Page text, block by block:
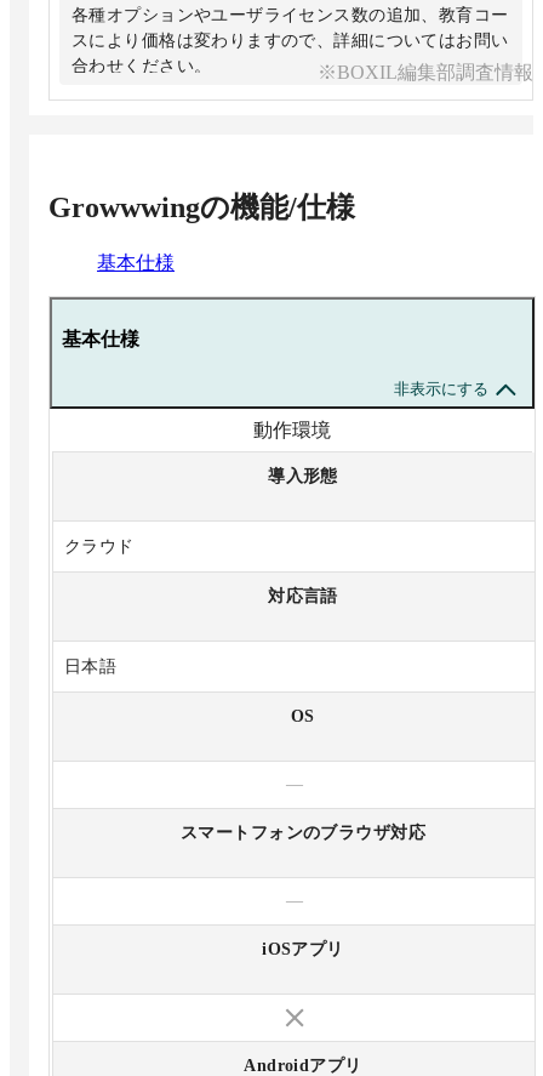
各種オプションやユーザライセンス数の追加、教育コー
スにより価格は変わりますので、詳細についてはお問い
合わせください。
※BOXIL編集部調査情報
Growwwingの機能/仕様
基本仕様
基本仕様
非表示にする
動作環境
導入形態
クラウド
対応言語
日本語
OS
—
スマートフォンのブラウザ対応
—
iOSアプリ
Androidアプリ